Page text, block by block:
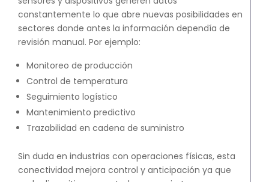
constantemente lo que abre nuevas posibilidades en
sectores donde antes la información dependía de
revisión manual. Por ejemplo:
Monitoreo de producción
Control de temperatura
Seguimiento logístico
Mantenimiento predictivo
Trazabilidad en cadena de suministro
Sin duda en industrias con operaciones físicas, esta
conectividad mejora control y anticipación ya que